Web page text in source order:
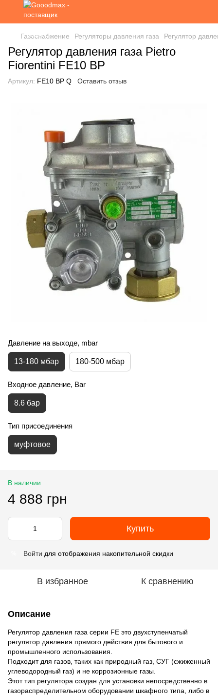
Газоснабжение Регуляторы давления газа Регулятор
Регулятор давления газа Pietro
Fiorentini FE10 BP
Артикул: FE10 BP Q Оставить отзыв
Давление на выходе, mbar
13-180 мбар 180-500 мбар
Входное давление, Bar
8.6 бар
Тип присоединения
муфтовое
В наличии
4 888 грн
Купить
Войти для отображения накопительной скидки
В избранное К сравнению
Описание
Регулятор давления газа серии FE это двухступенчатый
регулятор давления прямого действия для бытового и
промышленного использования.
Подходит для газов, таких как природный газ, СУГ (сжиженный
углеводородный газ) и не коррозионные газы.
Этот тип регулятора создан для установки непосредственно в
газораспределительном оборудовании шкафного типа, либо в